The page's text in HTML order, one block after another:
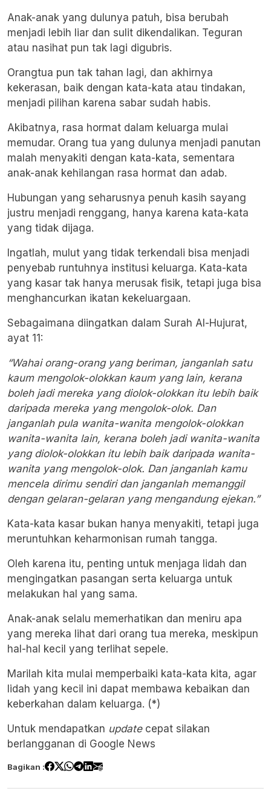
Anak-anak yang dulunya patuh, bisa berubah
menjadi lebih liar dan sulit dikendalikan. Teguran
atau nasihat pun tak lagi digubris.
Orangtua pun tak tahan lagi, dan akhirnya
kekerasan, baik dengan kata-kata atau tindakan,
menjadi pilihan karena sabar sudah habis.
Akibatnya, rasa hormat dalam keluarga mulai
memudar. Orang tua yang dulunya menjadi panutan
malah menyakiti dengan kata-kata, sementara
anak-anak kehilangan rasa hormat dan adab.
Hubungan yang seharusnya penuh kasih sayang
justru menjadi renggang, hanya karena kata-kata
yang tidak dijaga.
Ingatlah, mulut yang tidak terkendali bisa menjadi
penyebab runtuhnya institusi keluarga. Kata-kata
yang kasar tak hanya merusak fisik, tetapi juga bisa
menghancurkan ikatan kekeluargaan.
Sebagaimana diingatkan dalam Surah Al-Hujurat,
ayat 11:
“Wahai orang-orang yang beriman, janganlah satu
kaum mengolok-olokkan kaum yang lain, kerana
boleh jadi mereka yang diolok-olokkan itu lebih baik
daripada mereka yang mengolok-olok. Dan
janganlah pula wanita-wanita mengolok-olokkan
wanita-wanita lain, kerana boleh jadi wanita-wanita
yang diolok-olokkan itu lebih baik daripada wanita-
wanita yang mengolok-olok. Dan janganlah kamu
mencela dirimu sendiri dan janganlah memanggil
dengan gelaran-gelaran yang mengandung ejekan.”
Kata-kata kasar bukan hanya menyakiti, tetapi juga
meruntuhkan keharmonisan rumah tangga.
Oleh karena itu, penting untuk menjaga lidah dan
mengingatkan pasangan serta keluarga untuk
melakukan hal yang sama.
Anak-anak selalu memerhatikan dan meniru apa
yang mereka lihat dari orang tua mereka, meskipun
hal-hal kecil yang terlihat sepele.
Marilah kita mulai memperbaiki kata-kata kita, agar
lidah yang kecil ini dapat membawa kebaikan dan
keberkahan dalam keluarga. (*)
Untuk mendapatkan updatecepat silakan
berlangganan di Google News
Bagikan :